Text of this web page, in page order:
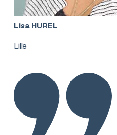
Lisa HUREL
Lille